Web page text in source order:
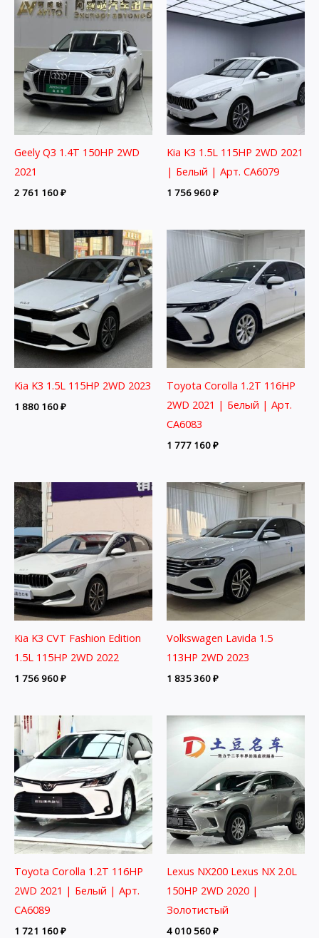
Geely Q3 1.4T 150HP 2WD
2021
2 761 160₽
Kia K3 1.5L 115HP 2WD 2021
| Белый | Арт. CA6079
1 756 960₽
Kia K3 1.5L 115HP 2WD 2023
1 880 160₽
Toyota Corolla 1.2T 116HP
2WD 2021 | Белый | Арт.
CA6083
1 777 160₽
Kia K3 CVT Fashion Edition
1.5L 115HP 2WD 2022
1 756 960₽
Volkswagen Lavida 1.5
113HP 2WD 2023
1 835 360₽
Toyota Corolla 1.2T 116HP
2WD 2021 | Белый | Арт.
CA6089
1 721 160₽
Lexus NX200 Lexus NX 2.0L
150HP 2WD 2020 |
Золотистый
4 010 560₽